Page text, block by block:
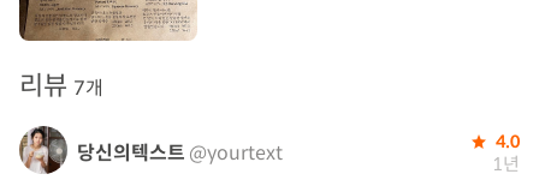
리뷰 7개
당신의텍스트 @yourtext 4.0
1년